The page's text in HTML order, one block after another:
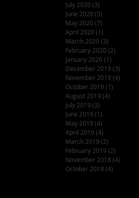
July 2020 (3)
June 2020 (3)
May 2020 (7)
April 2020 (1)
March 2020 (3)
February 2020 (2)
January 2020 (1)
December 2019 (3)
November 2019 (4)
October 2019 (1)
August 2019 (4)
July 2019 (3)
June 2019 (1)
May 2019 (4)
April 2019 (4)
March 2019 (2)
February 2019 (2)
November 2018 (4)
October 2018 (4)